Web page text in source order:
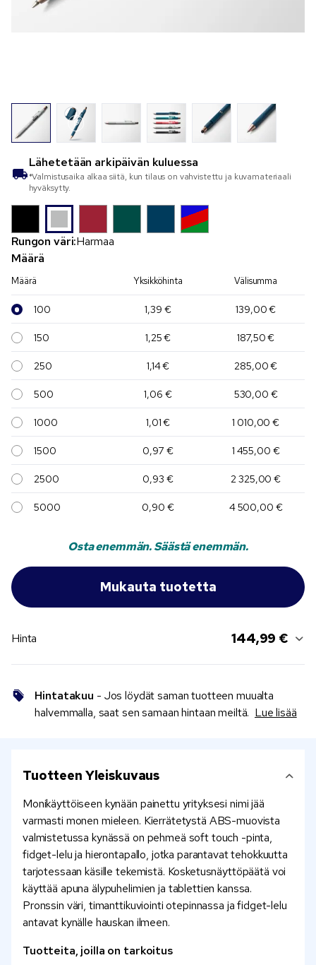
Lähetetään arkipäivän kuluessa
*Valmistusaika alkaa siitä, kun tilaus on vahvistettu ja kuvamateriaali
hyväksytty.
Rungon väri:Harmaa
Määrä
Määrä Yksikköhinta Välisumma
100 1,39 € 139,00 €
150 1,25 € 187,50 €
250 1,14 € 285,00 €
500 1,06 € 530,00 €
1000 1,01 € 1 010,00 €
1500 0,97 € 1 455,00 €
2500 0,93 € 2 325,00 €
5000 0,90 € 4 500,00 €
Osta enemmän. Säästä enemmän.
Hinta 144,99 €
Hintatakuu - Jos löydät saman tuotteen muualta
halvemmalla, saat sen samaan hintaan meiltä. Lue lisää
Tuotteen Yleiskuvaus
Monikäyttöiseen kynään painettu yrityksesi nimi jää
varmasti monen mieleen. Kierrätetystä ABS-muovista
valmistetussa kynässä on pehmeä soft touch -pinta,
fidget-lelu ja hierontapallo, jotka parantavat tehokkuutta
tarjotessaan käsille tekemistä. Kosketusnäyttöpäätä voi
käyttää apuna älypuhelimien ja tablettien kanssa.
Pronssin väri, timanttikuviointi otepinnassa ja fidget-lelu
antavat kynälle hauskan ilmeen.
Tuotteita, joilla on tarkoitus